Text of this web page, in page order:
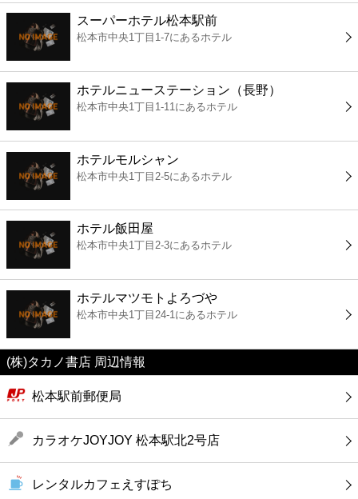
薬局
スーパー
エンタメ
レジャー
書店
ファミレス
ファーストフード
カフェ
ショッピング
スーパーホテル松本駅前
松本市中央1丁目1-7にあるホテル
ホテルニューステーション（長野）
松本市中央1丁目1-11にあるホテル
ホテルモルシャン
松本市中央1丁目2-5にあるホテル
ホテル飯田屋
松本市中央1丁目2-3にあるホテル
ホテルマツモトよろづや
松本市中央1丁目24-1にあるホテル
(株)タカノ書店 周辺情報
松本駅前郵便局
カラオケJOYJOY 松本駅北2号店
レンタルカフェえすぽち